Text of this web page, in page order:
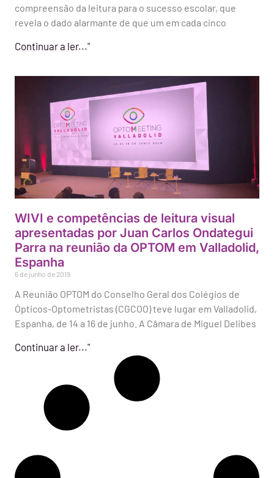
compreensão da leitura para o sucesso escolar, que
revela o dado alarmante de que um em cada cinco
Continuar a ler..."
WIVI e competências de leitura visual
apresentadas por Juan Carlos Ondategui
Parra na reunião da OPTOM em Valladolid,
Espanha
6 de junho de 2019
A Reunião OPTOM do Conselho Geral dos Colégios de
Ópticos-Optometristas (CGCOO) teve lugar em Valladolid,
Espanha, de 14 a 16 de junho. A Câmara de Miguel Delibes
Continuar a ler..."